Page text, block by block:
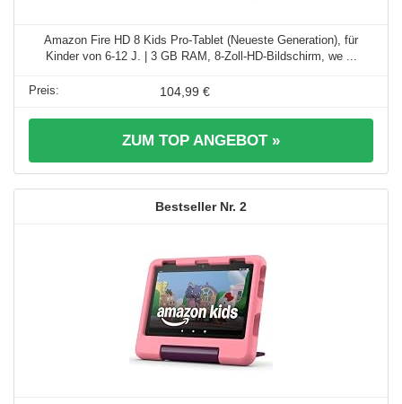
Amazon Fire HD 8 Kids Pro-Tablet (Neueste Generation), für
Kinder von 6-12 J. | 3 GB RAM, 8-Zoll-HD-Bildschirm, we ...
104,99 €
ZUM TOP ANGEBOT »
2